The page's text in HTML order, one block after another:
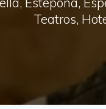
Teatros,